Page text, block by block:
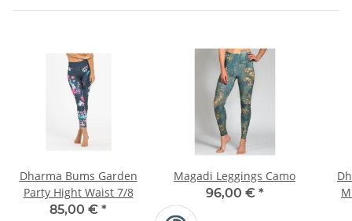
Dharma Bums Garden
Party Hight Waist 7/8
85,00 € *
Magadi Leggings Camo
96,00 € *